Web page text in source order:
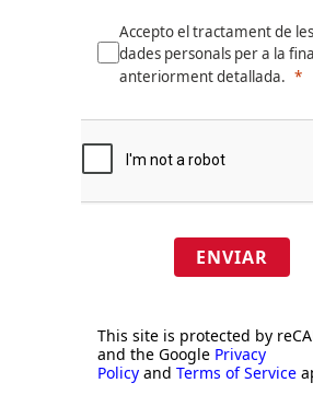
Accepto el tractament de
dades personals per a la
anteriorment detallada.
ENVIAR
This site is protected by
and the Google Privacy
Policy and Terms of Service